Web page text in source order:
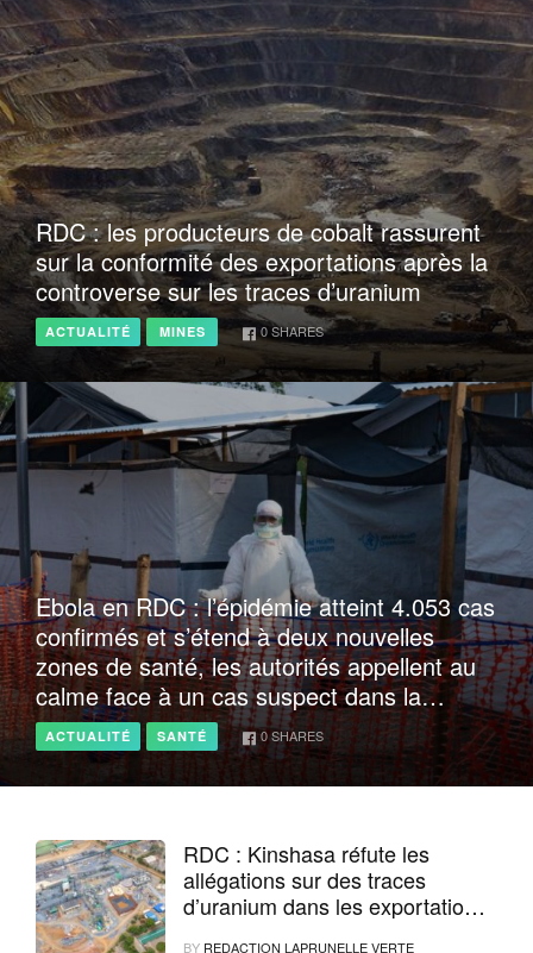
RDC : les producteurs de cobalt rassurent
sur la conformité des exportations après la
controverse sur les traces d’uranium
ACTUALITÉ MINES 0SHARES
Ebola en RDC : l’épidémie atteint 4.053 cas
confirmés et s’étend à deux nouvelles
zones de santé, les autorités appellent au
calme face à un cas suspect dans la
Mongala
ACTUALITÉ SANTÉ 0SHARES
RDC : Kinshasa réfute les
allégations sur des traces
d’uranium dans les exportations
BY REDACTION LAPRUNELLE VERTE